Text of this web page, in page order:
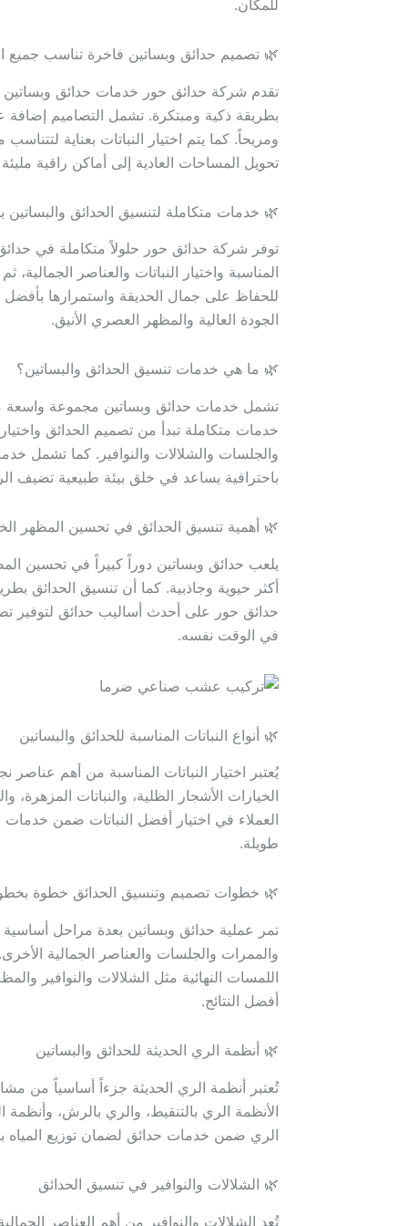
للمكان.
🌿 تصميم حدائق وبساتين فاخرة تناسب جميع
تقدم شركة حدائق حور خدمات حدائق
بطريقة ذكية ومبتكرة. تشمل التصاميم إضافة
ومريحاً. كما يتم اختيار النباتات بعناية
تحويل المساحات العادية إلى أماكن راقية مليئة
🌿 خدمات متكاملة لتنسيق الحدائق والبساتين
توفر شركة حدائق حور حلولاً متكاملة في حدائق
المناسبة واختيار النباتات والعناصر
للحفاظ على جمال الحديقة واستمرارها
الجودة العالية والمظهر العصري الأنيق.
🌿 ما هي خدمات تنسيق الحدائق والبساتين؟
تشمل خدمات حدائق وبساتين مجموعة واسعة
خدمات متكاملة تبدأ من تصميم الحدائق
والجلسات والشلالات والنوافير. كما تشمل
باحترافية يساعد في خلق بيئة طبيعية تضيف
🌿 أهمية تنسيق الحدائق في تحسين المظهر
يلعب حدائق وبساتين دوراً كبيراً في تحسين
أكثر حيوية وجاذبية. كما أن تنسيق الحدائق
حدائق حور على أحدث أساليب حدائق لتوفير
في الوقت نفسه.
🌿 أنواع النباتات المناسبة للحدائق والبساتين
يُعتبر اختيار النباتات المناسبة من أهم
الخيارات الأشجار الظلية، والنباتات
العملاء في اختيار أفضل النباتات ضمن
طويلة.
🌿 خطوات تصميم وتنسيق الحدائق خطوة
تمر عملية حدائق وبساتين بعدة مراحل أساسية
والممرات والجلسات والعناصر الجمالية
اللمسات النهائية مثل الشلالات والنوافير
أفضل النتائج.
🌿 أنظمة الري الحديثة للحدائق والبساتين
تُعتبر أنظمة الري الحديثة جزءاً أساسياً من
الأنظمة الري بالتنقيط، والري بالرش،
الري ضمن خدمات حدائق لضمان توزيع المياه
🌿 الشلالات والنوافير في تنسيق الحدائق
تُعد الشلالات والنوافير من أهم العناصر